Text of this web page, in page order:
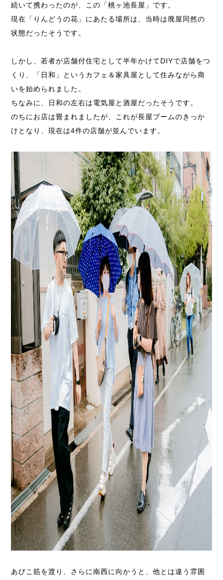
続いて携わったのが、この「桃ヶ池長屋」です。
現在「りんどうの花」にあたる場所は、当時は廃屋同然の
状態だったそうです。
しかし、若者が店舗付住宅として半年かけてDIYで店舗をつ
くり、「日和」というカフェ＆家具屋として住みながら商
いを始められました。
ちなみに、日和の左右は電気屋と酒屋だったそうです。
のちにお店は畳まれましたが、これが長屋ブームのきっか
けとなり、現在は4件の店舗が並んでいます。
あびこ筋を渡り、さらに南西に向かうと、他とは違う雰囲